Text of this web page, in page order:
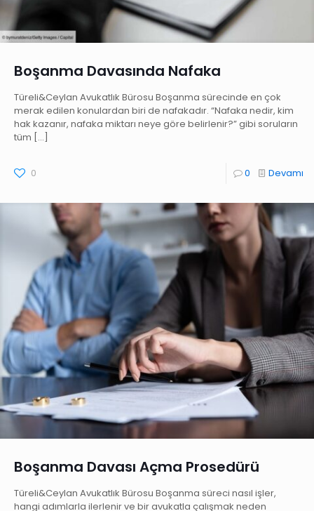
Boşanma Davasında Nafaka
Türeli&Ceylan Avukatlık Bürosu Boşanma sürecinde en çok
merak edilen konulardan biri de nafakadır. “Nafaka nedir, kim
hak kazanır, nafaka miktarı neye göre belirlenir?” gibi soruların
tüm […]
0 0 Devamı
Boşanma Davası Açma Prosedürü
Türeli&Ceylan Avukatlık Bürosu Boşanma süreci nasıl işler,
hangi adımlarla ilerlenir ve bir avukatla çalışmak neden